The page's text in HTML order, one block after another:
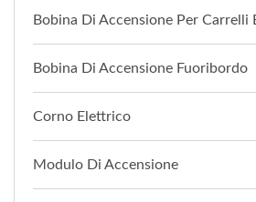
Bobina Di Accensione Per Carrelli
Bobina Di Accensione Fuoribordo
Corno Elettrico
Modulo Di Accensione